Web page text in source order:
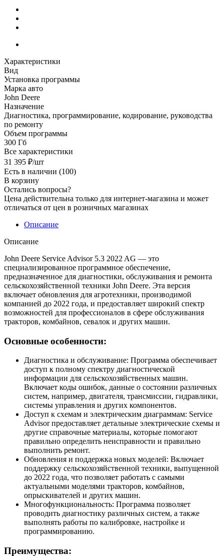
Характеристики
Вид
Установка программы
Марка авто
John Deere
Назначение
Диагностика, программирование, кодирование, руководства
по ремонту
Объем программы
300 Гб
Все характеристики
31 395 ₽/шт
Есть в наличии (100)
В корзину
Остались вопросы?
Цена действительна только для интернет-магазина и может
отличаться от цен в розничных магазинах
Описание
Описание
John Deere Service Advisor 5.3 2022 AG — это
специализированное программное обеспечение,
предназначенное для диагностики, обслуживания и ремонта
сельскохозяйственной техники John Deere. Эта версия
включает обновления для агротехники, производимой
компанией до 2022 года, и предоставляет широкий спектр
возможностей для профессионалов в сфере обслуживания
тракторов, комбайнов, севалок и других машин.
Основные особенности:
Диагностика и обслуживание: Программа обеспечивает
доступ к полному спектру диагностической
информации для сельскохозяйственных машин.
Включает коды ошибок, данные о состоянии различных
систем, например, двигателя, трансмиссии, гидравлики,
системы управления и других компонентов.
Доступ к схемам и электрическим диаграммам: Service
Advisor предоставляет детальные электрические схемы и
другие справочные материалы, которые помогают
правильно определить неисправности и правильно
выполнить ремонт.
Обновления и поддержка новых моделей: Включает
поддержку сельскохозяйственной техники, выпущенной
до 2022 года, что позволяет работать с самыми
актуальными моделями тракторов, комбайнов,
опрыскивателей и других машин.
Многофункциональность: Программа позволяет
проводить диагностику различных систем, а также
выполнять работы по калибровке, настройке и
программированию.
Преимущества: